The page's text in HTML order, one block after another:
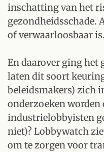
inschatting van het
gezondheidsschade.
of verwaarloosbaar is.
En daarover ging het
laten dit soort
beleidsmakers) zich
onderzoeken worden
industrielobbyisten
niet)? Lobbywatch
om te zorgen voor